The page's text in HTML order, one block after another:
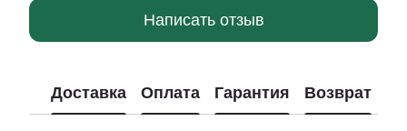
Написать отзыв
Доставка Оплата Гарантия Возврат